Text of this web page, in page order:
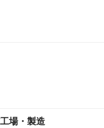
場・製造